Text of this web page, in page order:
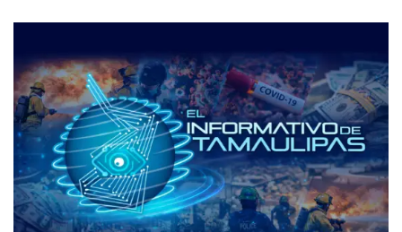
contenido